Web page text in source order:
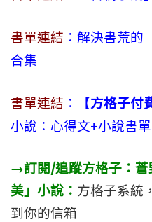
書單連結 ：解決書荒的
合集
書單連結 ：【方格子付
小說：心得文+小說書單
→訂閱/追蹤方格子：蒼
美」小說： 方格子系統
到你的信箱